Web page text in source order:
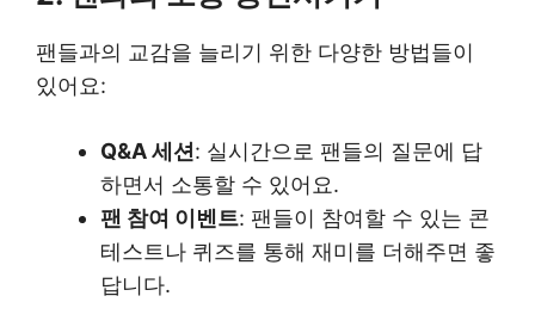
팬들과의 교감을 늘리기 위한 다양한 방법들이
있어요:
Q&A 세션 : 실시간으로 팬들의 질문에 답
하면서 소통할 수 있어요.
팬 참여 이벤트: 팬들이 참여할 수 있는 콘
테스트나 퀴즈를 통해 재미를 더해주면 좋
답니다.